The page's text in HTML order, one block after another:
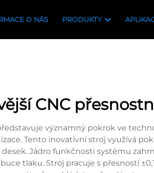
O NÁS PRODUKTY
CNC
významný pokrok ve
Tento inovativní stroj využívá
Jádro funkčnosti systému
tlaku. Stroj pracuje s přesností